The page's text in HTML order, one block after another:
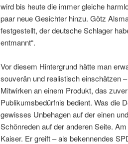
wird bis heute die immer gleiche
paar neue Gesichter hinzu. Götz
festgestellt, der deutsche Schlager
entmannt“.
Vor diesem Hintergrund hätte man
souverän und realistisch einschätzen
Mitwirken an einem Produkt, das
Publikumsbedürfnis bedient. Was die
gewisses Unbehagen auf der einen
Schönreden auf der anderen Seite.
Kaiser. Er greift – als bekennendes